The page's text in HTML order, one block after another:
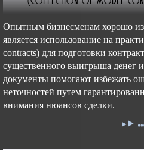
Опытным бизнесменам хорошо
является использование на
contracts) для подготовки
существенного выигрыша денег
документы помогают избежать
неточностей путем
внимания нюансов сделки.